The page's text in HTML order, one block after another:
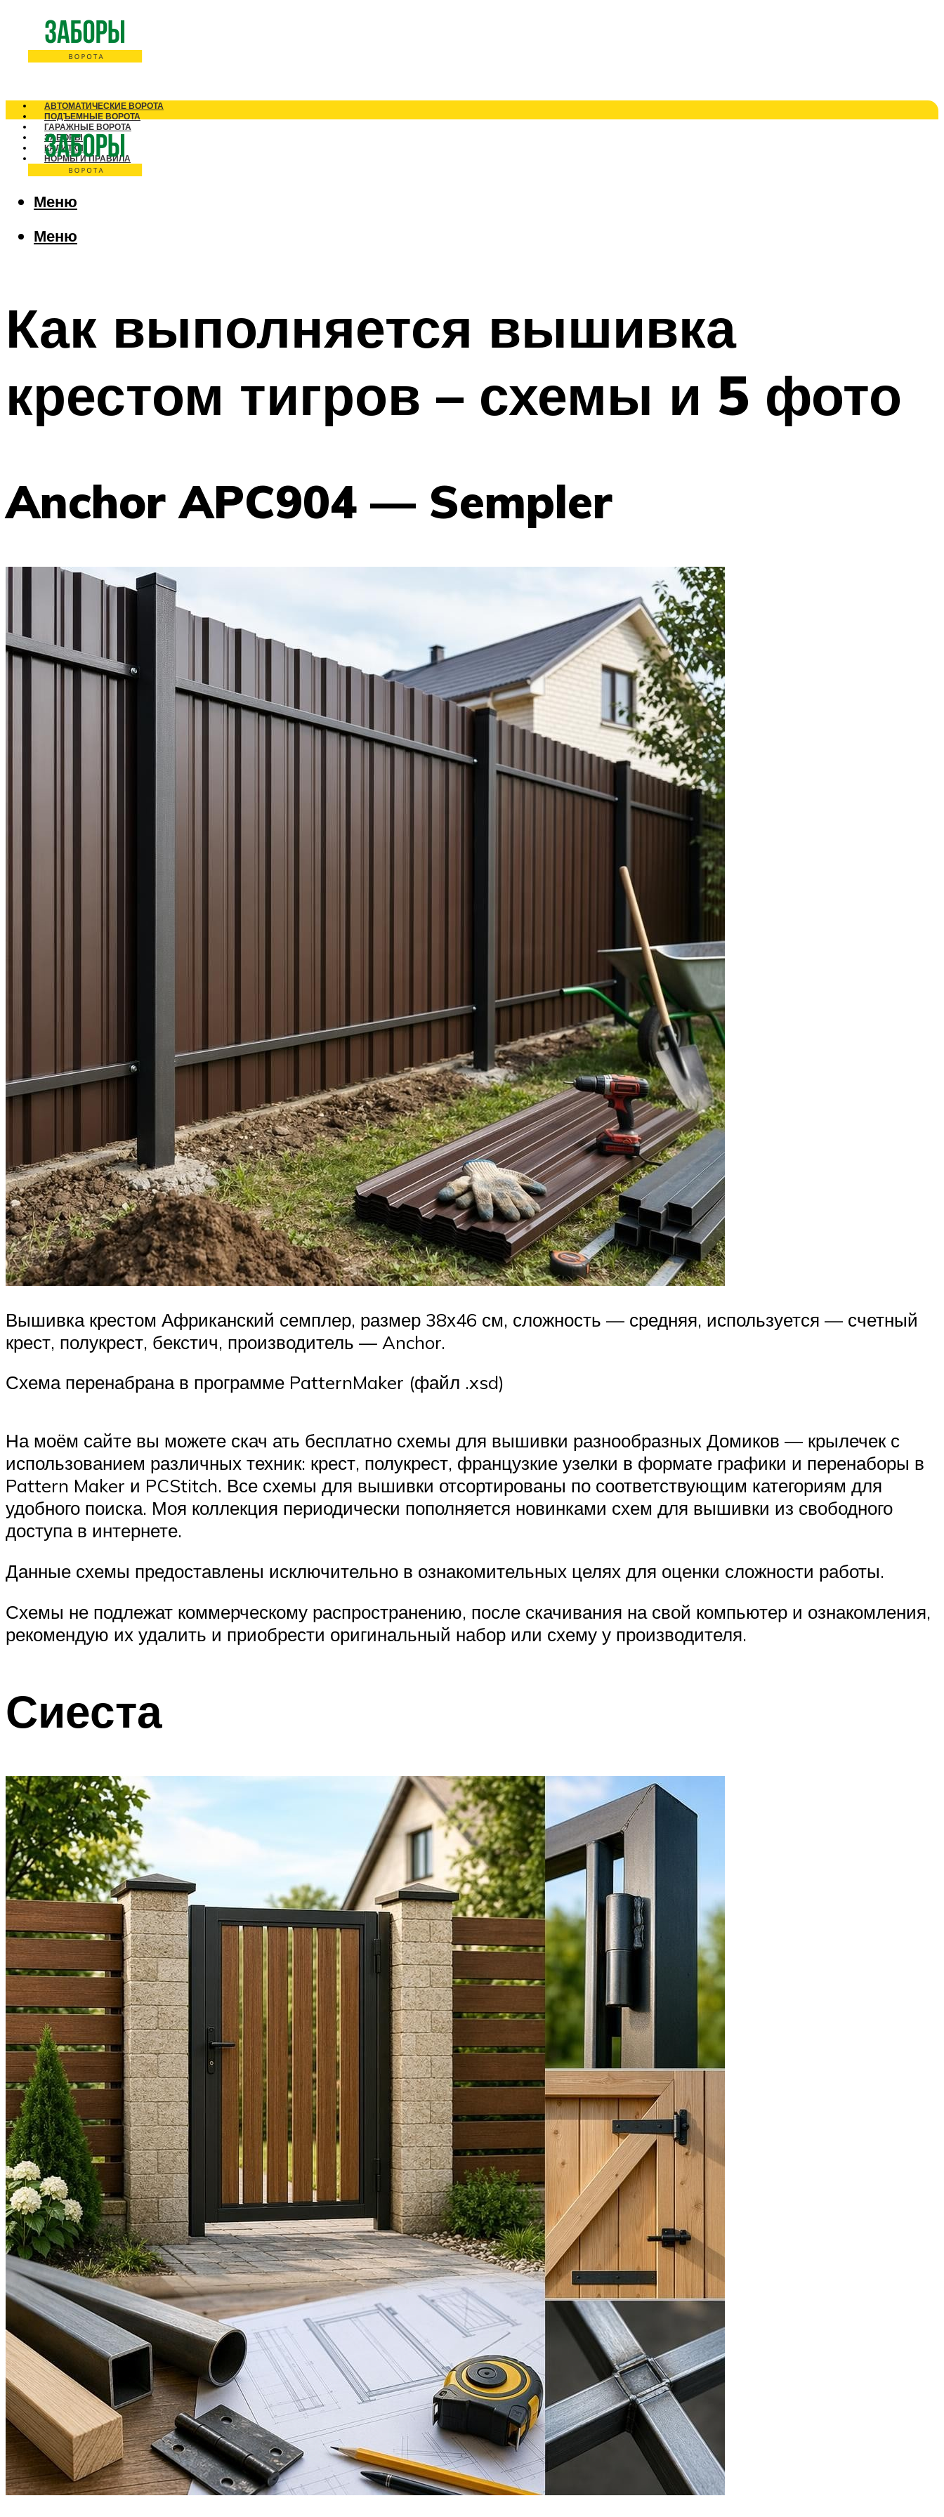
АВТОМАТИЧЕСКИЕ ВОРОТА
ПОДЪЕМНЫЕ ВОРОТА
ГАРАЖНЫЕ ВОРОТА
ЗАБОРЫ
КАЛИТКИ
НОРМЫ И ПРАВИЛА
Меню
Меню
Как выполняется вышивка
крестом тигров – схемы и 5 фото
Anchor APC904 — Sempler
Вышивка крестом Африканский семплер, размер 38х46 см, сложность — средняя, используется — счетный
крест, полукрест, бекстич, производитель — Anchor.
Схема перенабрана в программе PatternMaker (файл .xsd)
На моём сайте вы можете скач ать бесплатно схемы для вышивки разнообразных Домиков — крылечек с
использованием различных техник: крест, полукрест, французкие узелки в формате графики и перенаборы в
Pattern Maker и PCStitch. Все схемы для вышивки отсортированы по соответствующим категориям для
удобного поиска. Моя коллекция периодически пополняется новинками схем для вышивки из свободного
доступа в интернете.
Данные схемы предоставлены исключительно в ознакомительных целях для оценки сложности работы.
Схемы не подлежат коммерческому распространению, после скачивания на свой компьютер и ознакомления,
рекомендую их удалить и приобрести оригинальный набор или схему у производителя.
Сиеста